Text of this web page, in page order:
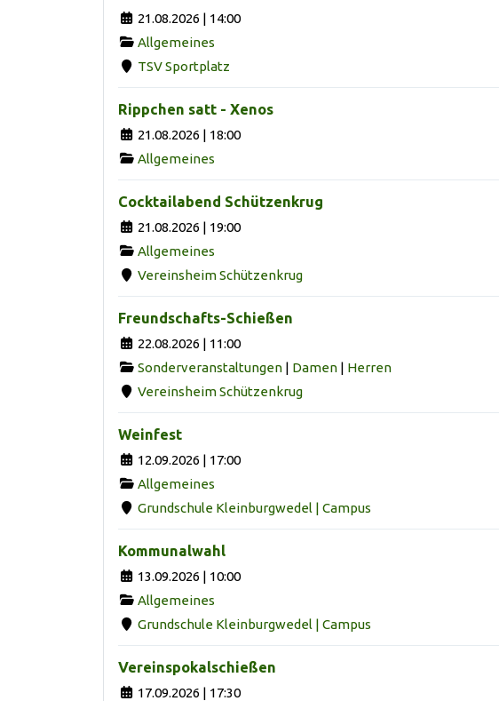
21.08.2026 | 14:00
Allgemeines
TSV Sportplatz
Rippchen satt - Xenos
21.08.2026 | 18:00
Allgemeines
Cocktailabend Schützenkrug
21.08.2026 | 19:00
Allgemeines
Vereinsheim Schützenkrug
Freundschafts-Schießen
22.08.2026 | 11:00
Sonderveranstaltungen| Damen| Herren
Vereinsheim Schützenkrug
Weinfest
12.09.2026 | 17:00
Allgemeines
Grundschule Kleinburgwedel | Campus
Kommunalwahl
13.09.2026 | 10:00
Allgemeines
Grundschule Kleinburgwedel | Campus
Vereinspokalschießen
17.09.2026 | 17:30